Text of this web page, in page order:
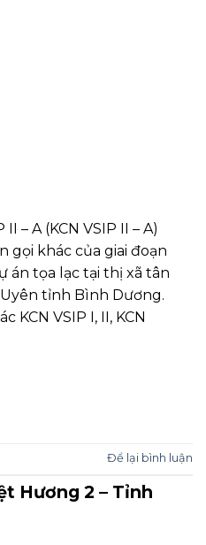
– A (KCN VSIP II – A)
gọi khác của giai đoạn
án tọa lạc tại thị xã tân
tỉnh Bình Dương.
KCN VSIP I, II, KCN
Để lại bình luận
Hương 2 – Tỉnh